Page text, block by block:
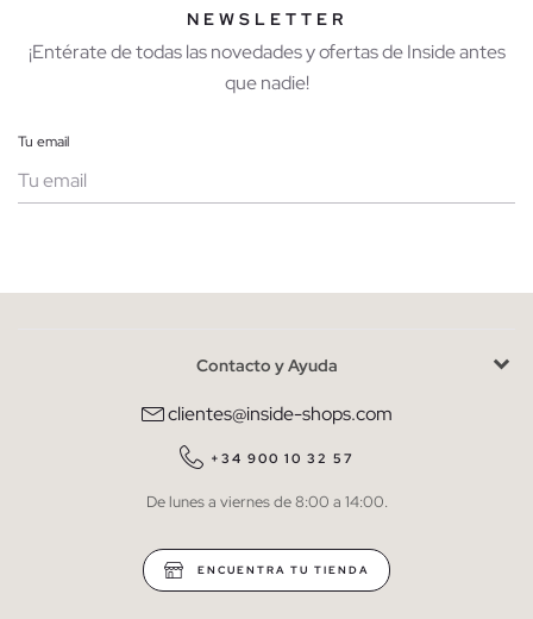
NEWSLETTER
¡Entérate de todas las novedades y ofertas de Inside antes
que nadie!
Tu email
He leído y entiendo lapolítica de privacidad
QUIERO SUSCRIBIRME
* Puedes cancelar la suscripción en cualquier momento.
Contacto y Ayuda
clientes@inside-shops.com
+34 900 10 32 57
De lunes a viernes de 8:00 a 14:00.
ENCUENTRA TU TIENDA